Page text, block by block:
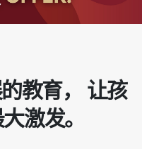
教育， 让孩
激发。